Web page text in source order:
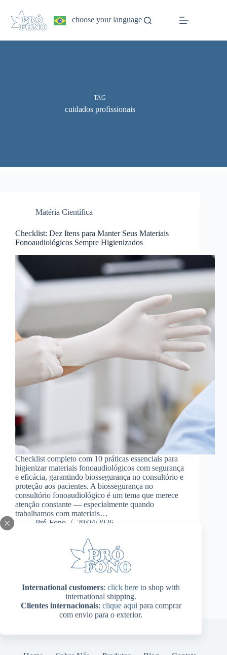
conteúdo
International customers: click here to shop with
international shipping.
Clientes internacionais: clique aqui para comprar
com envio para o exterior.
choose your language
TAG
cuidados profissionais
Matéria Científica
Checklist: Dez Itens para Manter Seus Materiais
Fonoaudiológicos Sempre Higienizados
Checklist completo com 10 práticas essenciais para
higienizar materiais fonoaudiológicos com segurança
e eficácia, garantindo biossegurança no consultório e
proteção aos pacientes. A biossegurança no
consultório fonoaudiológico é um tema que merece
atenção constante — especialmente quando
trabalhamos com materiais…
Pró-Fono
29/04/2026